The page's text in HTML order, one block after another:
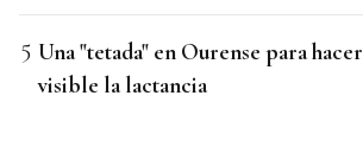
Una "tetada" en Ourense para hacer
visible la lactancia